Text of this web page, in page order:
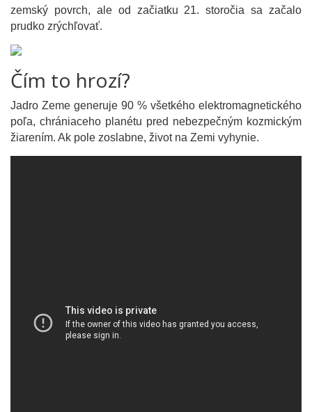
zemský povrch, ale od začiatku 21. storočia sa začalo
prudko zrýchľovať.
Čím to hrozí?
Jadro Zeme generuje 90 % všetkého elektromagnetického
poľa, chrániaceho planétu pred nebezpečným kozmickým
žiarením. Ak pole zoslabne, život na Zemi vyhynie.